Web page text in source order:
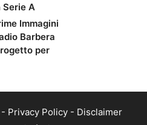
Serie A
Immagini
Barbera
per
- Privacy Policy - Disclaimer